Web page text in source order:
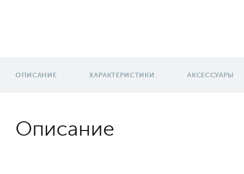
ОПИСАНИЕ ХАРАКТЕРИСТИКИ АКСЕССУАРЫ
Описание